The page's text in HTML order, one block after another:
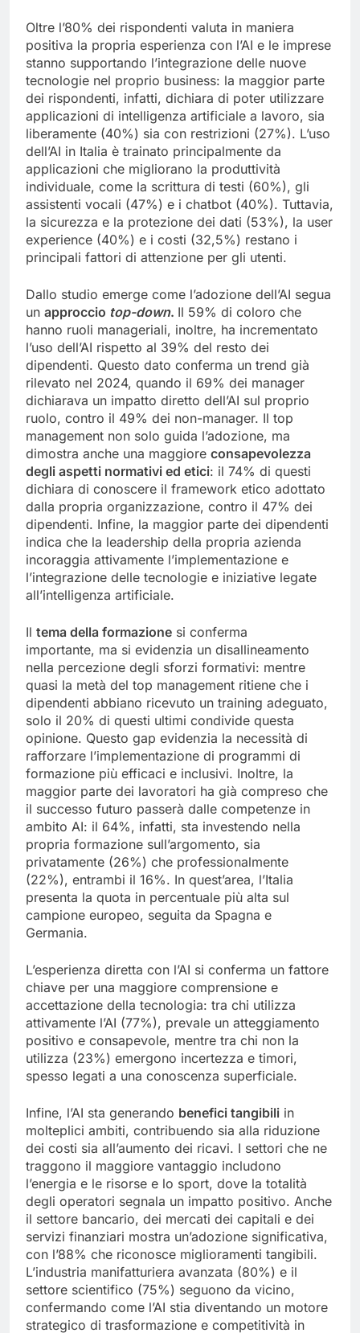
Oltre l’80% dei rispondenti valuta in maniera
positiva la propria esperienza con l’AI e le imprese
stanno supportando l’integrazione delle nuove
tecnologie nel proprio business: la maggior parte
dei rispondenti, infatti, dichiara di poter utilizzare
applicazioni di intelligenza artificiale a lavoro, sia
liberamente (40%) sia con restrizioni (27%). L’uso
dell’AI in Italia è trainato principalmente da
applicazioni che migliorano la produttività
individuale, come la scrittura di testi (60%), gli
assistenti vocali (47%) e i chatbot (40%). Tuttavia,
la sicurezza e la protezione dei dati (53%), la user
experience (40%) e i costi (32,5%) restano i
principali fattori di attenzione per gli utenti.
Dallo studio emerge come l’adozione dell’AI segua
un approccio top-down. Il 59% di coloro che
hanno ruoli manageriali, inoltre, ha incrementato
l’uso dell’AI rispetto al 39% del resto dei
dipendenti. Questo dato conferma un trend già
rilevato nel 2024, quando il 69% dei manager
dichiarava un impatto diretto dell’AI sul proprio
ruolo, contro il 49% dei non-manager. Il top
management non solo guida l’adozione, ma
dimostra anche una maggiore consapevolezza
degli aspetti normativi ed etici: il 74% di questi
dichiara di conoscere il framework etico adottato
dalla propria organizzazione, contro il 47% dei
dipendenti. Infine, la maggior parte dei dipendenti
indica che la leadership della propria azienda
incoraggia attivamente l’implementazione e
l’integrazione delle tecnologie e iniziative legate
all’intelligenza artificiale.
Il tema della formazione si conferma
importante, ma si evidenzia un disallineamento
nella percezione degli sforzi formativi: mentre
quasi la metà del top management ritiene che i
dipendenti abbiano ricevuto un training adeguato,
solo il 20% di questi ultimi condivide questa
opinione. Questo gap evidenzia la necessità di
rafforzare l’implementazione di programmi di
formazione più efficaci e inclusivi. Inoltre, la
maggior parte dei lavoratori ha già compreso che
il successo futuro passerà dalle competenze in
ambito AI: il 64%, infatti, sta investendo nella
propria formazione sull’argomento, sia
privatamente (26%) che professionalmente
(22%), entrambi il 16%. In quest’area, l’Italia
presenta la quota in percentuale più alta sul
campione europeo, seguita da Spagna e
Germania.
L’esperienza diretta con l’AI si conferma un fattore
chiave per una maggiore comprensione e
accettazione della tecnologia: tra chi utilizza
attivamente l’AI (77%), prevale un atteggiamento
positivo e consapevole, mentre tra chi non la
utilizza (23%) emergono incertezza e timori,
spesso legati a una conoscenza superficiale.
Infine, l’AI sta generando benefici tangibili in
molteplici ambiti, contribuendo sia alla riduzione
dei costi sia all’aumento dei ricavi. I settori che ne
traggono il maggiore vantaggio includono
l’energia e le risorse e lo sport, dove la totalità
degli operatori segnala un impatto positivo. Anche
il settore bancario, dei mercati dei capitali e dei
servizi finanziari mostra un’adozione significativa,
con l’88% che riconosce miglioramenti tangibili.
L’industria manifatturiera avanzata (80%) e il
settore scientifico (75%) seguono da vicino,
confermando come l’AI stia diventando un motore
strategico di trasformazione e competitività in